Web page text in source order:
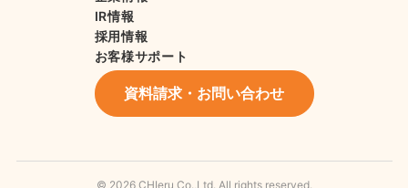
IR情報
採用情報
お客様サポート
資料請求・お問い合わせ
© 2026 CHIeru Co.,Ltd. All rights reserved.